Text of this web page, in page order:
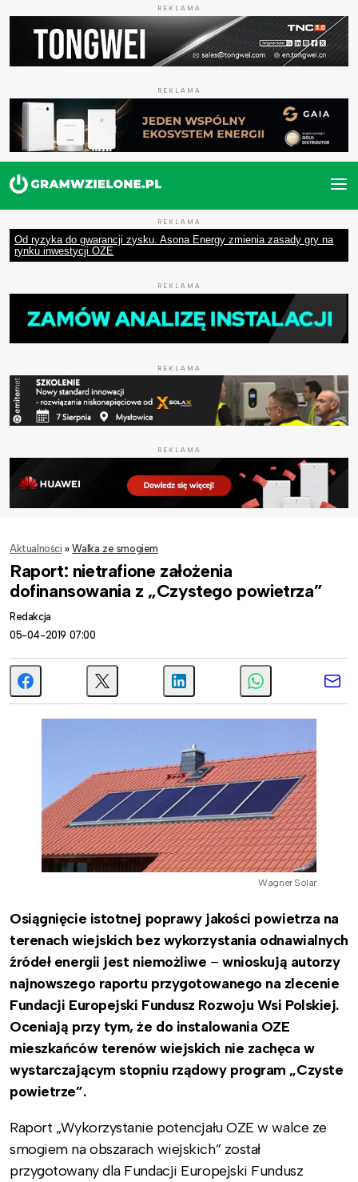
REKLAMA
REKLAMA
REKLAMA
Od ryzyka do gwarancji zysku. Asona Energy zmienia zasady gry na
rynku inwestycji OZE
REKLAMA
REKLAMA
REKLAMA
Aktualności » Walka ze smogiem
Raport: nietrafione założenia
dofinansowania z „Czystego powietrza”
Redakcja
05-04-2019 07:00
Wagner Solar
Osiągnięcie istotnej poprawy jakości powietrza na
terenach wiejskich bez wykorzystania odnawialnych
źródeł energii jest niemożliwe – wnioskują autorzy
najnowszego raportu przygotowanego na zlecenie
Fundacji Europejski Fundusz Rozwoju Wsi Polskiej.
Oceniają przy tym, że do instalowania OZE
mieszkańców terenów wiejskich nie zachęca w
wystarczającym stopniu rządowy program „Czyste
powietrze”.
Raport „Wykorzystanie potencjału OZE w walce ze
smogiem na obszarach wiejskich” został
przygotowany dla Fundacji Europejski Fundusz